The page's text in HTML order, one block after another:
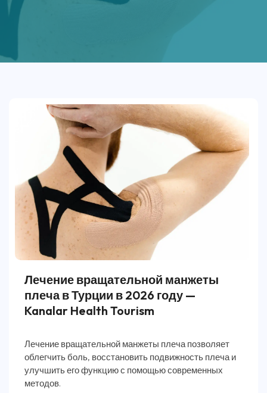
Лечение вращательной манжеты
плеча в Турции в 2026 году —
Kanalar Health Tourism
Лечение вращательной манжеты плеча позволяет
облегчить боль, восстановить подвижность плеча и
улучшить его функцию с помощью современных